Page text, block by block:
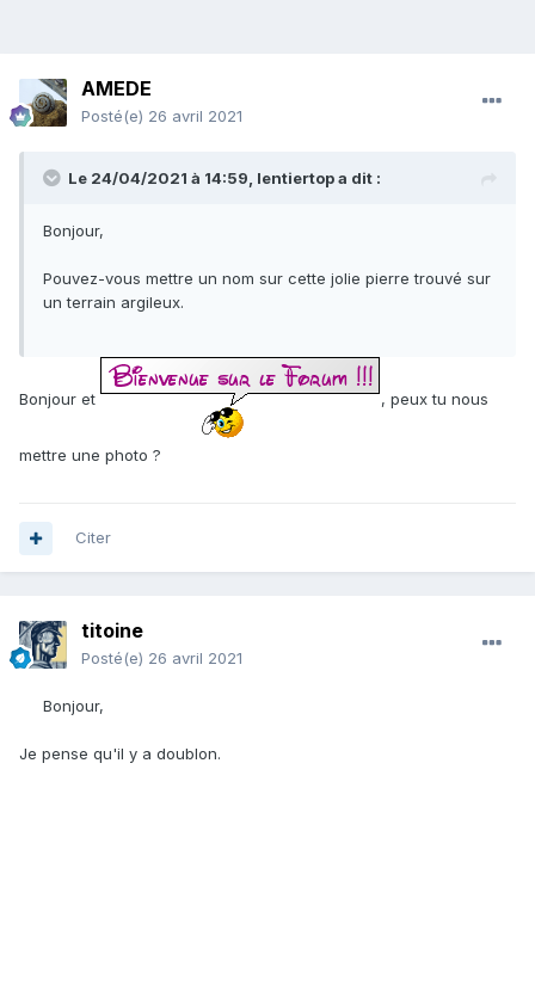
AMEDE
Posté(e) 26 avril 2021
Le 24/04/2021 à 14:59, lentiertopa dit :
Bonjour,
Pouvez-vous mettre un nom sur cette jolie pierre trouvé sur
un terrain argileux.
Bonjour et , peux tu nous
mettre une photo ?
Citer
titoine
Posté(e) 26 avril 2021
Bonjour,
Je pense qu'il y a doublon.